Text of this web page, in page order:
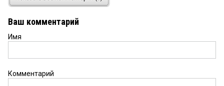
Судебные дела пересмотрены,и по делам
результат,привлечь к уголовной
можно начинать разматывать гнилой клубок
Катерина.
Ваш комментарий
Имя
Комментарий